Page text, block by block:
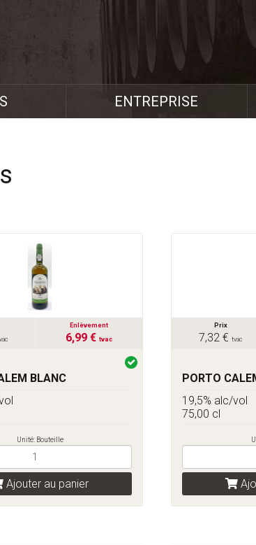
ENTREPRISE
Enlèvement
6,99 € tvac
BLANC
Unité: Bouteille
Ajouter au panier
Prix
7,32 € tvac
PORTO
19,5% alc/vol
75,00 cl